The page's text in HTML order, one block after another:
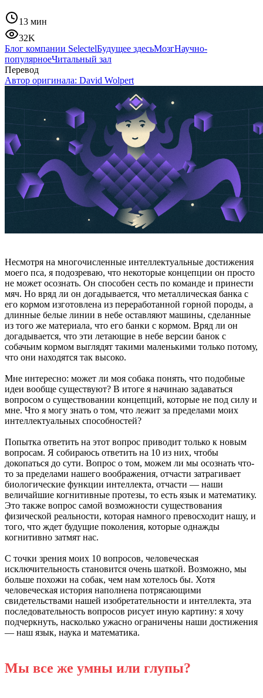
13 мин
32K
Блог компании SelectelБудущее здесьМозгНаучно-
популярноеЧитальный зал
Перевод
Автор оригинала: David Wolpert
Несмотря на многочисленные интеллектуальные достижения
моего пса, я подозреваю, что некоторые концепции он просто
не может осознать. Он способен сесть по команде и принести
мяч. Но вряд ли он догадывается, что металлическая банка с
его кормом изготовлена из переработанной горной породы, а
длинные белые линии в небе оставляют машины, сделанные
из того же материала, что его банки с кормом. Вряд ли он
догадывается, что эти летающие в небе версии банок с
собачьим кормом выглядят такими маленькими только потому,
что они находятся так высоко.
Мне интересно: может ли моя собака понять, что подобные
идеи вообще существуют? В итоге я начинаю задаваться
вопросом о существовании концепций, которые не под силу и
мне. Что я могу знать о том, что лежит за пределами моих
интеллектуальных способностей?
Попытка ответить на этот вопрос приводит только к новым
вопросам. Я собираюсь ответить на 10 из них, чтобы
докопаться до сути. Вопрос о том, можем ли мы осознать что-
то за пределами нашего воображения, отчасти затрагивает
биологические функции интеллекта, отчасти — наши
величайшие когнитивные протезы, то есть язык и математику.
Это также вопрос самой возможности существования
физической реальности, которая намного превосходит нашу, и
того, что ждет будущие поколения, которые однажды
когнитивно затмят нас.
С точки зрения моих 10 вопросов, человеческая
исключительность становится очень шаткой. Возможно, мы
больше похожи на собак, чем нам хотелось бы. Хотя
человеческая история наполнена потрясающими
свидетельствами нашей изобретательности и интеллекта, эта
последовательность вопросов рисует иную картину: я хочу
подчеркнуть, насколько ужасно ограничены наши достижения
— наш язык, наука и математика.
Мы все же умны или глупы?